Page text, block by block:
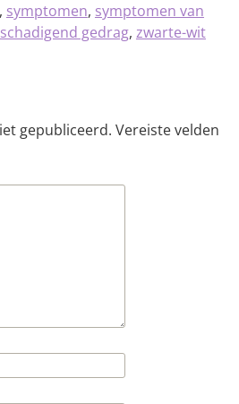
, symptomen, symptomen van
gedrag, zwarte-wit
gepubliceerd. Vereiste velden